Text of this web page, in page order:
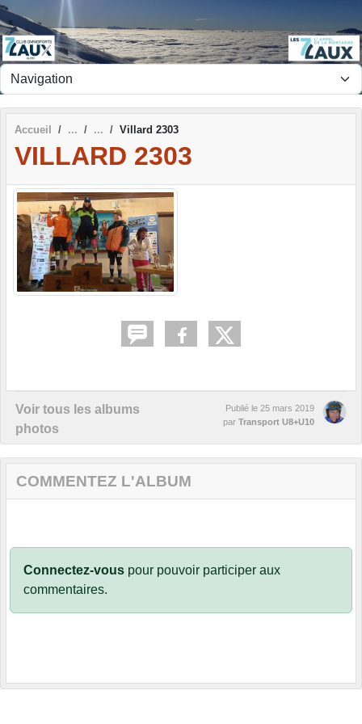
Accueil Villard 2303
VILLARD 2303
Voir tous les albums
photos
Publié le 25 mars 2019
par Transport U8+U10
COMMENTEZ L'ALBUM
Connectez-vous pour pouvoir participer aux
commentaires.
Panneau de gestion des cookies